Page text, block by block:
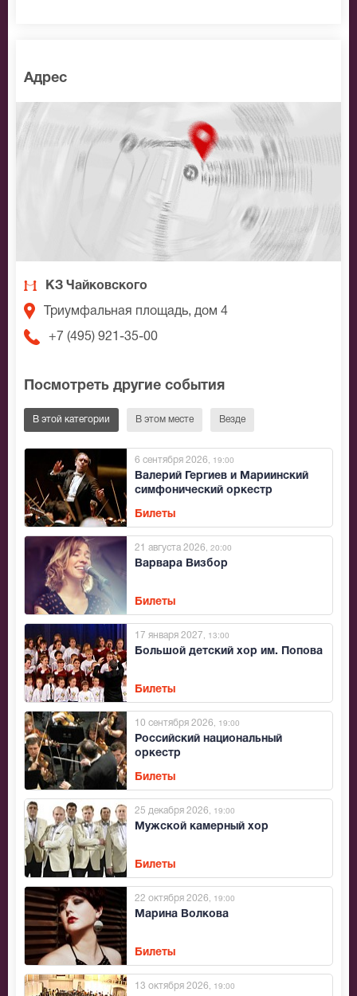
Адрес
КЗ Чайковского
Триумфальная площадь, дом 4
+7 (495) 921-35-00
Посмотреть другие события
В этой категории В этом месте Везде
Валерий Гергиев и Мариинский
симфонический оркестр
6 сентября 2026 , 19:00
Билеты
Варвара Визбор
21 августа 2026 , 20:00
Билеты
Большой детский хор им. Попова
17 января 2027 , 13:00
Билеты
Российский национальный
оркестр
10 сентября 2026 , 19:00
Билеты
Мужской камерный хор
25 декабря 2026 , 19:00
Билеты
Марина Волкова
22 октября 2026 , 19:00
Билеты
13 октября 2026 , 19:00